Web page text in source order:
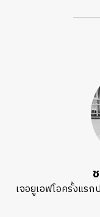
เจอยูเอฟโอครั้งแร